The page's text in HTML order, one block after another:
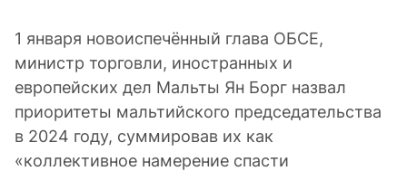
1 января новоиспечённый глава ОБСЕ,
министр торговли, иностранных и
европейских дел Мальты Ян Борг назвал
приоритеты мальтийского председательства
в 2024 году, суммировав их как
«коллективное намерение спасти